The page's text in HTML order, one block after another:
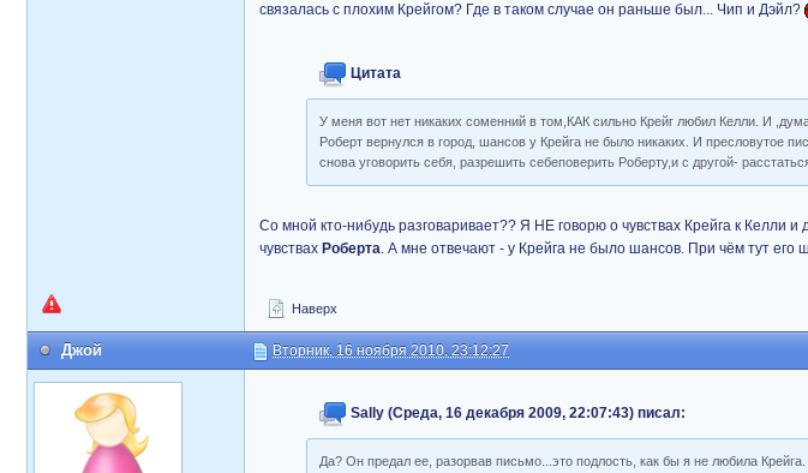
связалась с плохим Крейгом? Где в таком случае он раньше был... Чип и Дэйл?
Цитата
У меня вот нет никаких соменний в том,КАК сильно Крейг любил Келли. И
Роберт вернулся в город, шансов у Крейга не было никаких. И пресловутое
снова уговорить себя, разрешить себеповерить Роберту,и с другой-
Со мной кто-нибудь разговаривает?? Я НЕ говорю о чувствах Крейга к Келли
чувствах Роберта. А мне отвечают - у Крейга не было шансов. При чём тут его
Наверх
Джой Вторник, 16 ноября 2010, 23:12:27
Sally (Среда, 16 декабря 2009, 22:07:43) писал:
Да? Он предал ее, разорвав письмо...это подлость, как бы я не любила Крейга.